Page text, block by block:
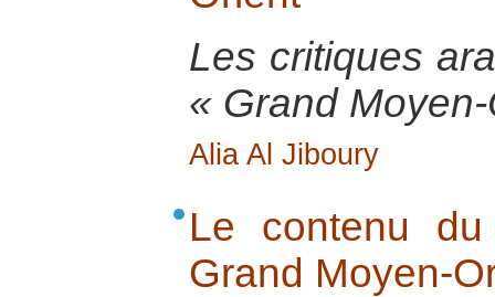
Les critiques
« Grand
Alia Al Jiboury
Le contenu
Grand Moyen-